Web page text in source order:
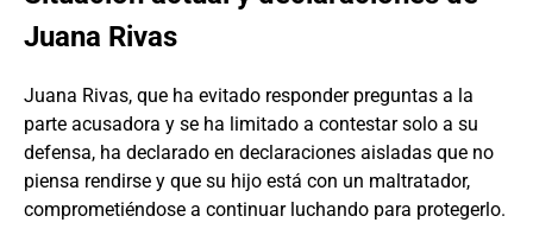
Juana Rivas
Juana Rivas, que ha evitado responder preguntas a la
parte acusadora y se ha limitado a contestar solo a su
defensa, ha declarado en declaraciones aisladas que no
piensa rendirse y que su hijo está con un maltratador,
comprometiéndose a continuar luchando para protegerlo.